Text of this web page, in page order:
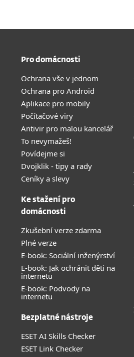
Pro domácnosti
Ochrana vše v jednom
Ochrana pro Android
Aplikace pro mobily
Počítačové viry
Antivir pro malou kancelář
To nevymažeš!
Povídejme si
Dvojklik - tipy a rady
Ceníky a slevy
Ke stažení pro
domácnosti
Zkušební verze zdarma
Plné verze
E-book: Sociální inženýrství
E-book: Jak ochránit děti na
internetu
E-book: Podvody na
internetu
Bezplatné nástroje
ESET AI Skills Checker
ESET Link Checker